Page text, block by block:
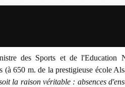
des Sports et de l'Education
(à 650 m. de la prestigieuse école
la raison véritable : absences